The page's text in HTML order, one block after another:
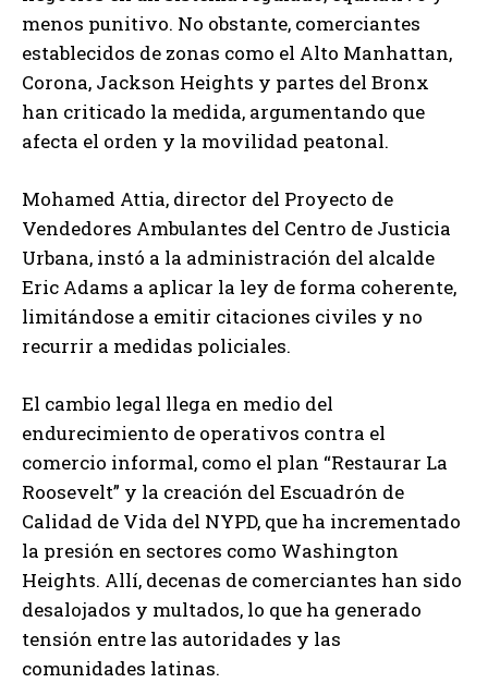
menos punitivo. No obstante, comerciantes
establecidos de zonas como el Alto Manhattan,
Corona, Jackson Heights y partes del Bronx
han criticado la medida, argumentando que
afecta el orden y la movilidad peatonal.
Mohamed Attia, director del Proyecto de
Vendedores Ambulantes del Centro de Justicia
Urbana, instó a la administración del alcalde
Eric Adams a aplicar la ley de forma coherente,
limitándose a emitir citaciones civiles y no
recurrir a medidas policiales.
El cambio legal llega en medio del
endurecimiento de operativos contra el
comercio informal, como el plan “Restaurar La
Roosevelt” y la creación del Escuadrón de
Calidad de Vida del NYPD, que ha incrementado
la presión en sectores como Washington
Heights. Allí, decenas de comerciantes han sido
desalojados y multados, lo que ha generado
tensión entre las autoridades y las
comunidades latinas.